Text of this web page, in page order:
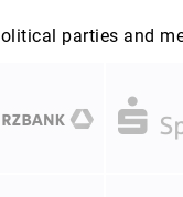
parties and